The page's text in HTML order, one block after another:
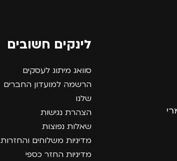
לינקים חשובים
סוואג מיתוג לעסקים
הרשמה למועדון החברים
שלנו
הצהרת נגישות
שאלות נפוצות
מדיניות משלוחים והחזרות
מדיניות החזר כספי